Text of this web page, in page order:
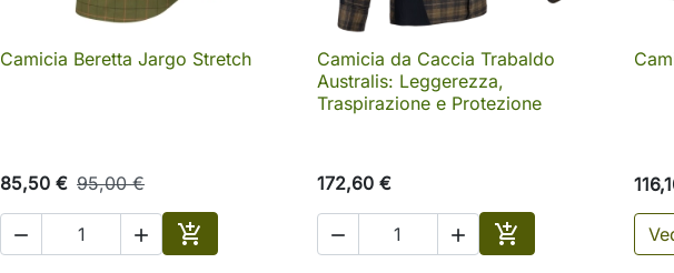
 Anteprima
Camicia Beretta Jargo Stretch
85,50 € 95,00 €
  
Aggiungi al carrello
 Anteprima
Camicia da Caccia Trabaldo
Australis: Leggerezza,
Traspirazione e Protezione
172,60 €
  
Aggiungi al carrello